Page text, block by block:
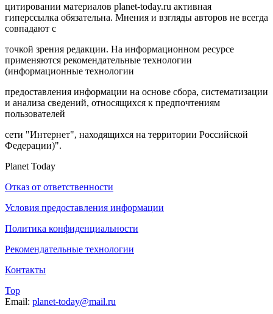
цитировании материалов planet-today.ru активная
гиперссылка обязательна. Мнения и взгляды авторов не всегда
совпадают с
точкой зрения редакции. На информационном ресурсе
применяются рекомендательные технологии
(информационные технологии
предоставления информации на основе сбора, систематизации
и анализа сведений, относящихся к предпочтениям
пользователей
сети "Интернет", находящихся на территории Российской
Федерации)".
Planet Today
Отказ от ответственности
Условия предоставления информации
Политика конфиденциальности
Рекомендательные технологии
Контакты
Top
Email: planet-today@mail.ru